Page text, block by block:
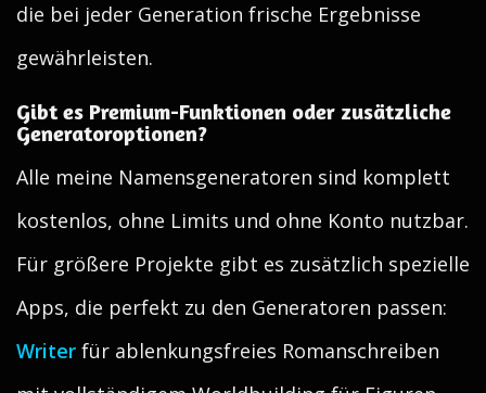
die bei jeder Generation frische Ergebnisse
gewährleisten.
Gibt es Premium-Funktionen oder zusätzliche
Generatoroptionen?
Alle meine Namensgeneratoren sind komplett
kostenlos, ohne Limits und ohne Konto nutzbar.
Für größere Projekte gibt es zusätzlich spezielle
Apps, die perfekt zu den Generatoren passen:
Writer für ablenkungsfreies Romanschreiben